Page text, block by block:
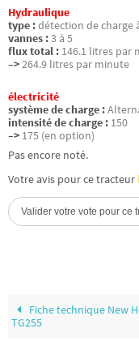
Hydraulique
type :détection de charge
vannes :3 à 5
flux total : 146.1 litres par
–>264.9 litres par minute
électricité
système de charge :
intensité de charge : 150
–> 175 (en option)
Pas encore noté.
Votre avis pour ce tracteur
Fiche technique New
TG255